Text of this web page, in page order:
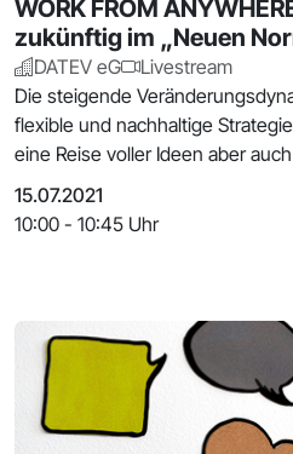
WORK FROM
zukünftig im „Neuen
DATEV eG
Livestream
Die steigende
flexible und nachhaltige
eine Reise voller Ideen aber
15.07.2021
10:00 - 10:45 Uhr